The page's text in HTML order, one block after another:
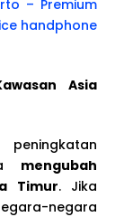
– Premium
handphone
Asia
mengubah
Timur. Jika
negara